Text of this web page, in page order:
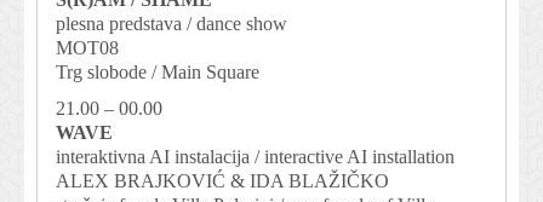
plesna predstava / dance show
MOT08
Trg slobode / Main Square
21.00 – 00.00
WAVE
interaktivna AI instalacija / interactive AI installation
ALEX BRAJKOVIĆ & IDA BLAŽIČKO